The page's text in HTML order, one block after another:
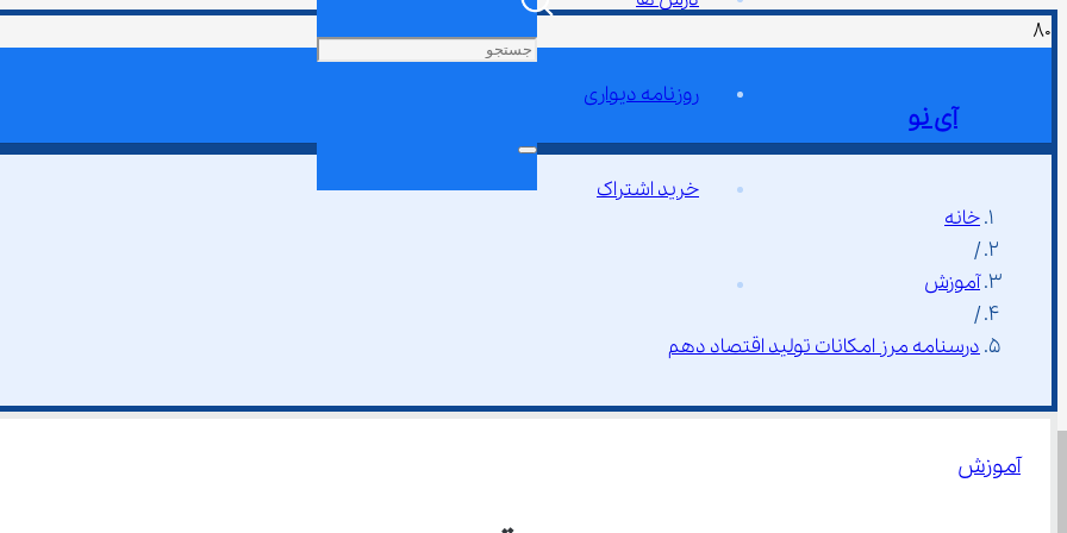
آی نو
روزنامه دیواری
خرید اشتراک
خانه
/
آموزش
/
درسنامه مرز امکانات تولید اقتصاد دهم
آموزش